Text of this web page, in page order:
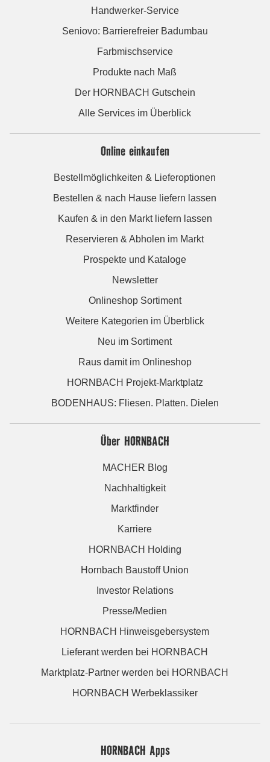
Handwerker-Service
Seniovo: Barrierefreier Badumbau
Farbmischservice
Produkte nach Maß
Der HORNBACH Gutschein
Alle Services im Überblick
Online einkaufen
Bestellmöglichkeiten & Lieferoptionen
Bestellen & nach Hause liefern lassen
Kaufen & in den Markt liefern lassen
Reservieren & Abholen im Markt
Prospekte und Kataloge
Newsletter
Onlineshop Sortiment
Weitere Kategorien im Überblick
Neu im Sortiment
Raus damit im Onlineshop
HORNBACH Projekt-Marktplatz
BODENHAUS: Fliesen. Platten. Dielen
Über HORNBACH
MACHER Blog
Nachhaltigkeit
Marktfinder
Karriere
HORNBACH Holding
Hornbach Baustoff Union
Investor Relations
Presse/Medien
HORNBACH Hinweisgebersystem
Lieferant werden bei HORNBACH
Marktplatz-Partner werden bei HORNBACH
HORNBACH Werbeklassiker
HORNBACH Apps